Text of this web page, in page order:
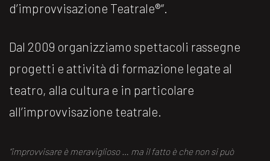
d’improvvisazione Teatrale®️“.
Dal 2009 organizziamo spettacoli rassegne
progetti e attività di formazione legate al
teatro, alla cultura e in particolare
all’improvvisazione teatrale.
“improvvisare è meraviglioso … ma il fatto è che non si può